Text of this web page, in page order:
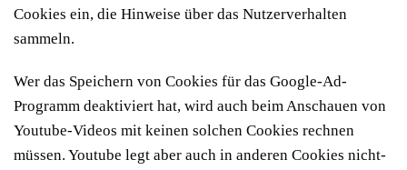
Cookies ein, die Hinweise über das Nutzerverhalten
sammeln.
Wer das Speichern von Cookies für das Google-Ad-
Programm deaktiviert hat, wird auch beim Anschauen von
Youtube-Videos mit keinen solchen Cookies rechnen
müssen. Youtube legt aber auch in anderen Cookies nicht-